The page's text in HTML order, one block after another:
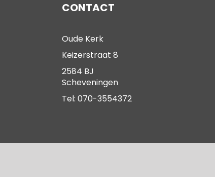
CONTACT
Oude Kerk
Keizerstraat 8
2584 BJ
Scheveningen
Tel: 070-3554372